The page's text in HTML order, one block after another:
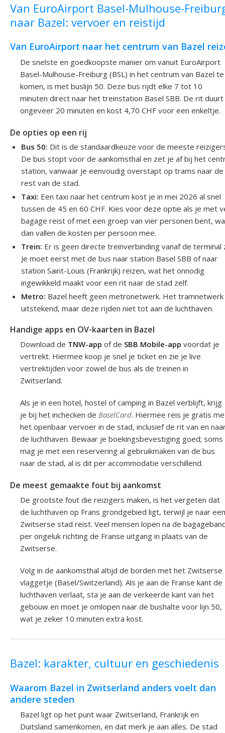
Van EuroAirport Basel-Mulhouse-
naar Bazel: vervoer en reistijd
Van EuroAirport naar het centrum van Bazel
De snelste en goedkoopste manier om vanuit EuroAirport
Basel-Mulhouse-Freiburg (BSL) in het centrum van Bazel te
komen, is met buslijn 50. Deze bus rijdt elke 7 tot 10
minuten direct naar het treinstation Basel SBB. De rit duurt
ongeveer 20 minuten en kost 4,70 CHF voor een enkeltje.
De opties op een rij
Bus 50: Dit is de standaardkeuze voor de meeste
De bus stopt voor de aankomsthal en zet je af bij het
station, vanwaar je eenvoudig overstapt op trams naar de
rest van de stad.
Taxi: Een taxi naar het centrum kost je in mei 2026 al snel
tussen de 45 en 60 CHF. Kies voor deze optie als je met
bagage reist of met een groep van vier personen bent,
dan vallen de kosten per persoon mee.
Trein: Er is geen directe treinverbinding vanaf de terminal
Je moet eerst met de bus naar station Basel SBB of naar
station Saint-Louis (Frankrijk) reizen, wat het onnodig
ingewikkeld maakt voor een rit naar de stad zelf.
Metro: Bazel heeft geen metronetwerk. Het tramnetwerk
uitstekend, maar deze rijden niet tot aan de luchthaven.
Handige apps en OV-kaarten in Bazel
Download de TNW-app of de SBB Mobile-app voordat je
vertrekt. Hiermee koop je snel je ticket en zie je live
vertrektijden voor zowel de bus als de treinen in
Zwitserland.
Als je in een hotel, hostel of camping in Bazel verblijft, krijg
je bij het inchecken de BaselCard. Hiermee reis je gratis
het openbaar vervoer in de stad, inclusief de rit van en
de luchthaven. Bewaar je boekingsbevestiging goed; soms
mag je met een reservering al gebruikmaken van de bus
naar de stad, al is dit per accommodatie verschillend.
De meest gemaakte fout bij aankomst
De grootste fout die reizigers maken, is het vergeten dat
de luchthaven op Frans grondgebied ligt, terwijl je naar een
Zwitserse stad reist. Veel mensen lopen na de
per ongeluk richting de Franse uitgang in plaats van de
Zwitserse.
Volg in de aankomsthal altijd de borden met het Zwitserse
vlaggetje (Basel/Switzerland). Als je aan de Franse kant de
luchthaven verlaat, sta je aan de verkeerde kant van het
gebouw en moet je omlopen naar de bushalte voor lijn 50,
wat je zeker 10 minuten extra kost.
Bazel: karakter, cultuur en geschiedenis
Waarom Bazel in Zwitserland anders voelt dan
andere steden
Bazel ligt op het punt waar Zwitserland, Frankrijk en
Duitsland samenkomen, en dat merk je aan alles. De stad